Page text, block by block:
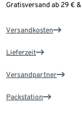
Gratisversand ab 29 €
Versandkosten
Lieferzeit
Versandpartner
Packstation